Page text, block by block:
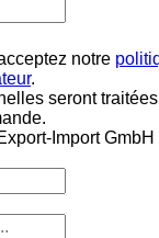
notre
.
seront
Import GmbH